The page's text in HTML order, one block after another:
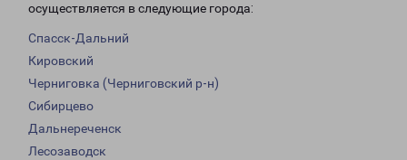
осуществляется в следующие города:
Спасск-Дальний
Кировский
Черниговка (Черниговский р-н)
Сибирцево
Дальнереченск
Лесозаводск